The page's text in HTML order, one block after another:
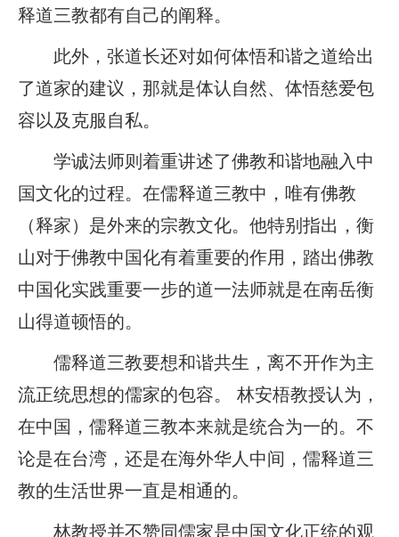
释道三教都有自己的阐释。
此外，张道长还对如何体悟和谐之道给出
了道家的建议，那就是体认自然、体悟慈爱包
容以及克服自私。
学诚法师则着重讲述了佛教和谐地融入中
国文化的过程。在儒释道三教中，唯有佛教
（释家）是外来的宗教文化。他特别指出，衡
山对于佛教中国化有着重要的作用，踏出佛教
中国化实践重要一步的道一法师就是在南岳衡
山得道顿悟的。
儒释道三教要想和谐共生，离不开作为主
流正统思想的儒家的包容。 林安梧教授认为，
在中国，儒释道三教本来就是统合为一的。不
论是在台湾，还是在海外华人中间，儒释道三
教的生活世界一直是相通的。
林教授并不赞同儒家是中国文化正统的观